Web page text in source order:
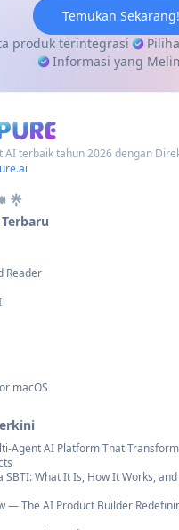
Temukan Sekarang!
produk terintegrasi
Informasi yang
AI terbaik tahun 2026 dengan
Reader
macOS
Agent AI Platform That
SBTI: What It Is, How It Works,
— The AI Product Builder